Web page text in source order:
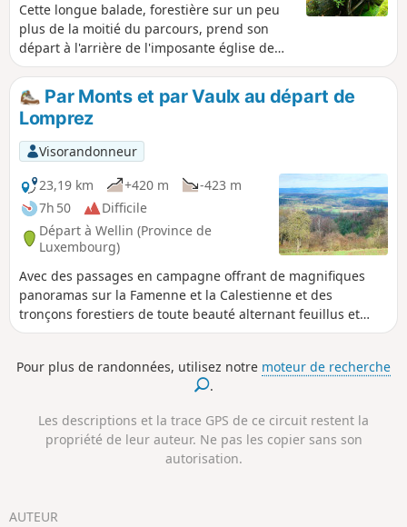
Cette longue balade, forestière sur un peu
plus de la moitié du parcours, prend son
départ à l'arrière de l'imposante église de
Lomprez et ses tourelles. Le vieux moulin du
village est tout proche. Si la bâtisse à rue et
sa lucarne (dont la poulie a disparu) sont en
bon état, l'arrière et l'ancienne roue
mériteraient une remise en valeur. Quelques
difficultés sur ce parcours : voir dans l'encart
"description"
Par Monts et par Vaulx au départ de
Lomprez
Visorandonneur
23,19 km
+420 m
-423 m
7h 50
Difficile
Départ à Wellin (Province de
Luxembourg)
Avec des passages en campagne offrant de magnifiques
panoramas sur la Famenne et la Calestienne et des
tronçons forestiers de toute beauté alternant feuillus et
résineux, cette longue randonnée en boucle est l'une des
partie d'un ensemble composé d'une grande boucle de 50
km et de 4 autres, plus petites ... dont celle-ci.À noter que la
Wallonie, et ses jolies demeures en pierre : voir notamment
l'ancienne maison communale/école du village, l'église et le
Pour plus de randonnées, utilisez notre moteur de recherche
.
Les descriptions et la trace GPS de ce circuit restent la
propriété de leur auteur. Ne pas les copier sans son
autorisation.
AUTEUR